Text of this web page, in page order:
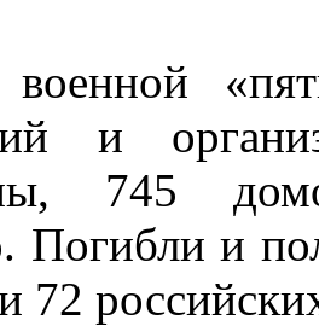
и
745
Погибли и
72